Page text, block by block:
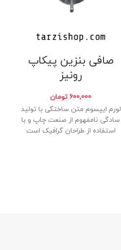
صافی بنزین پیکاپ
رونیز
600,000 تومان
لورم ایپسوم متن ساختگی با تولید
سادگی نامفهوم از صنعت چاپ و با
استفاده از طراحان گرافیک است